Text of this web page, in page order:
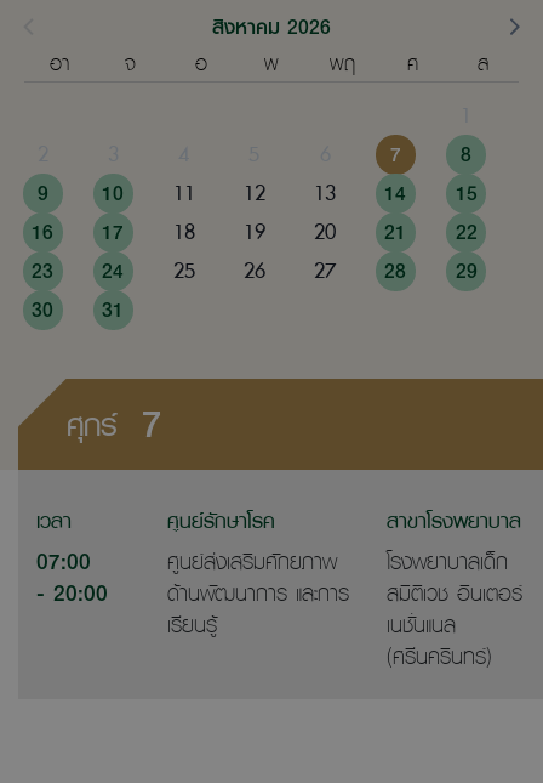
สิงหาคม 2026
อา
จ อ พ พฤ ศ
ส
7
8
9
10 11 12 13 14
15
16
17 18 19 20 21
22
23
24 25 26 27 28
29
30
31
ศุกร์ 7
เวลา ศูนย์รักษาโรค สาขาโรงพยาบาล
07:00
- 20:00
ศูนย์ส่งเสริมศักยภาพ
ด้านพัฒนาการ และการ
เรียนรู้
โรงพยาบาลเด็ก
สมิติเวช อินเตอร์
เนชั่นแนล
(ศรีนครินทร์)